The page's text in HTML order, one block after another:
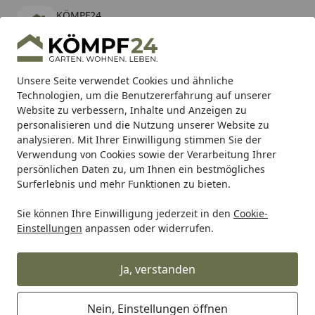
Unsere Seite verwendet Cookies und ähnliche
Technologien, um die Benutzererfahrung auf unserer
Website zu verbessern, Inhalte und Anzeigen zu
personalisieren und die Nutzung unserer Website zu
analysieren. Mit Ihrer Einwilligung stimmen Sie der
Verwendung von Cookies sowie der Verarbeitung Ihrer
persönlichen Daten zu, um Ihnen ein bestmögliches
Surferlebnis und mehr Funktionen zu bieten.
Sie können Ihre Einwilligung jederzeit in den Cookie-
Einstellungen anpassen oder widerrufen.
Ja, verstanden
Nein, Einstellungen öffnen
KÖMPF24
kostenlos - Im App Store
Hotline
Alle Produkte
Mein Konto
Suchen
Karibu Pools inkl. gratis Sandfilteranlage & Pool-
Starterset (Gesamtwert bis 468,99€)
Startseite
Garten Pflanzen & Pflanzenschutz Pflanzenschutzmittel
Blattpflege
Ihre Artikelübersicht